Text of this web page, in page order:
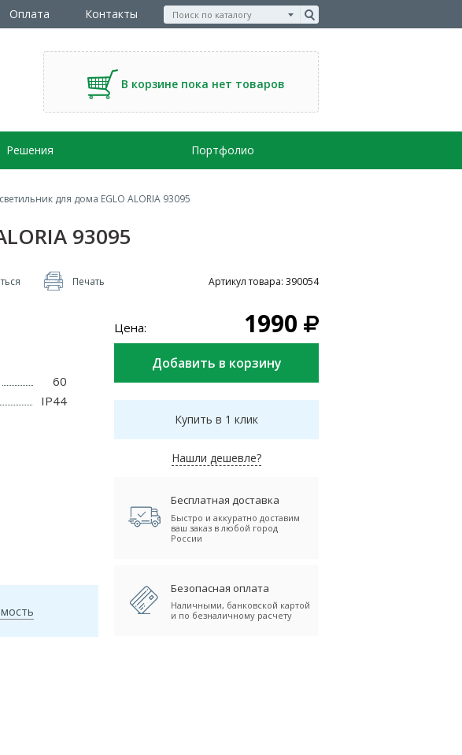
Оплата Контакты
В корзине пока нет товаров
Решения Портфолио
для дома EGLO ALORIA 93095
93095
Печать Артикул товара: 390054
60
IP44
Цена: 1990
Купить в 1 клик
Нашли дешевле?
Бесплатная доставка
Быстро и аккуратно доставим
ваш заказ в любой город
России
Безопасная оплата
Наличными, банковской картой
и по безналичному расчету